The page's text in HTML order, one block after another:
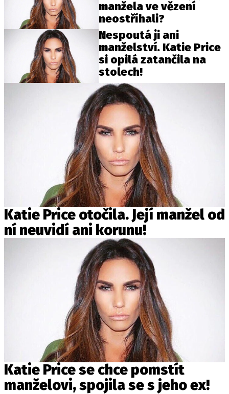
manžela ve vězení
neostříhali?
Nespoutá ji ani
manželství. Katie Price
si opilá zatančila na
stolech!
Katie Price otočila. Její manžel od
ní neuvidí ani korunu!
Katie Price se chce pomstít
manželovi, spojila se s jeho ex!